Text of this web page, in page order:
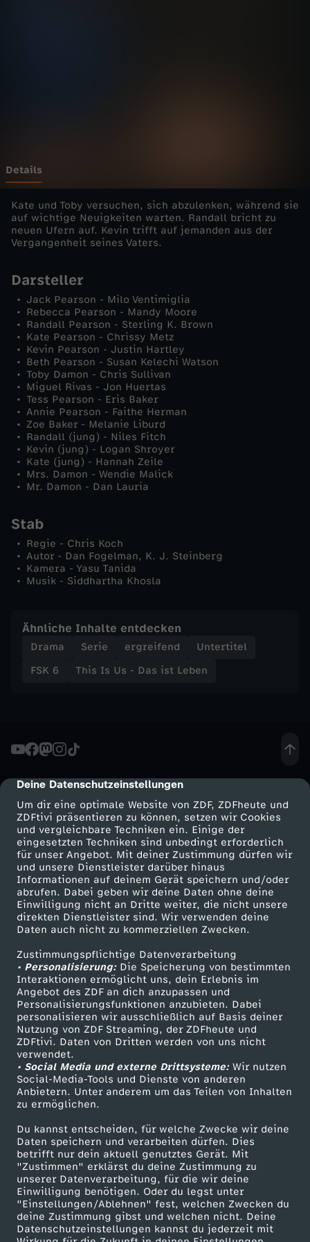
cmp-dialog-description
Deine Datenschutzeinstellungen
Um dir eine optimale Website von ZDF, ZDFheute und
ZDFtivi präsentieren zu können, setzen wir Cookies
und vergleichbare Techniken ein. Einige der
eingesetzten Techniken sind unbedingt erforderlich
für unser Angebot. Mit deiner Zustimmung dürfen wir
und unsere Dienstleister darüber hinaus
Informationen auf deinem Gerät speichern und/oder
abrufen. Dabei geben wir deine Daten ohne deine
Einwilligung nicht an Dritte weiter, die nicht unsere
direkten Dienstleister sind. Wir verwenden deine
Daten auch nicht zu kommerziellen Zwecken.
Zustimmungspflichtige Datenverarbeitung
• Personalisierung:Die Speicherung von bestimmten
Interaktionen ermöglicht uns, dein Erlebnis im
Angebot des ZDF an dich anzupassen und
Personalisierungsfunktionen anzubieten. Dabei
personalisieren wir ausschließlich auf Basis deiner
Nutzung von ZDF Streaming, der ZDFheute und
ZDFtivi. Daten von Dritten werden von uns nicht
verwendet.
• Social Media und externe Drittsysteme:Wir nutzen
Social-Media-Tools und Dienste von anderen
Anbietern. Unter anderem um das Teilen von Inhalten
zu ermöglichen.
Du kannst entscheiden, für welche Zwecke wir deine
Daten speichern und verarbeiten dürfen. Dies
betrifft nur dein aktuell genutztes Gerät. Mit
"Zustimmen" erklärst du deine Zustimmung zu
unserer Datenverarbeitung, für die wir deine
Einwilligung benötigen. Oder du legst unter
"Einstellungen/Ablehnen" fest, welchen Zwecken du
deine Zustimmung gibst und welchen nicht. Deine
Datenschutzeinstellungen kannst du jederzeit mit
i
s
t
L
e
b
e
n
-
T
b
y
Details
Kate und Toby versuchen, sich abzulenken, während sie
auf wichtige Neuigkeiten warten. Randall bricht zu
neuen Ufern auf. Kevin trifft auf jemanden aus der
Vergangenheit seines Vaters.
Darsteller
Jack Pearson - Milo Ventimiglia
Rebecca Pearson - Mandy Moore
Randall Pearson - Sterling K. Brown
Kate Pearson - Chrissy Metz
Kevin Pearson - Justin Hartley
Beth Pearson - Susan Kelechi Watson
Toby Damon - Chris Sullivan
Miguel Rivas - Jon Huertas
Tess Pearson - Eris Baker
Annie Pearson - Faithe Herman
Zoe Baker - Melanie Liburd
Randall (jung) - Niles Fitch
Kevin (jung) - Logan Shroyer
Kate (jung) - Hannah Zeile
Mrs. Damon - Wendie Malick
Mr. Damon - Dan Lauria
Stab
Regie - Chris Koch
Autor - Dan Fogelman, K. J. Steinberg
Kamera - Yasu Tanida
Musik - Siddhartha Khosla
Ähnliche Inhalte entdecken
Drama Serie ergreifend
Untertitel
FSK 6
This Is Us - Das ist Leben
Mehr ZDF
ZDF-Apps
Smart TV
ZDFtext
Livestreams
Sendungen A-Z
TV-Programm
Service
ZDFmitreden
Kontakt zum ZDF
Tickets
Zuschauerservice
Hilfe
ZDF Unternehmen
Karriere
ZDF goes Schule
Werbefernsehen
Mainzelmännchen